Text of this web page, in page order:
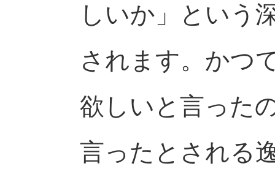
しいか」という
されます。かつ
欲しいと言った
言ったとされる